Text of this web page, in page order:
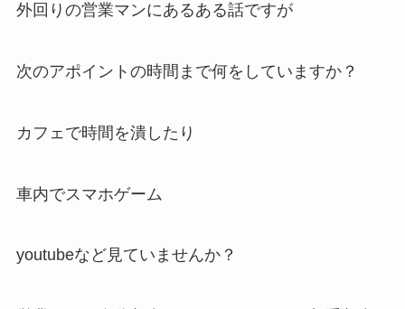
外回りの営業マンにあるある話ですが
次のアポイントの時間まで何をしていますか？
カフェで時間を潰したり
車内でスマホゲーム
youtubeなど見ていませんか？